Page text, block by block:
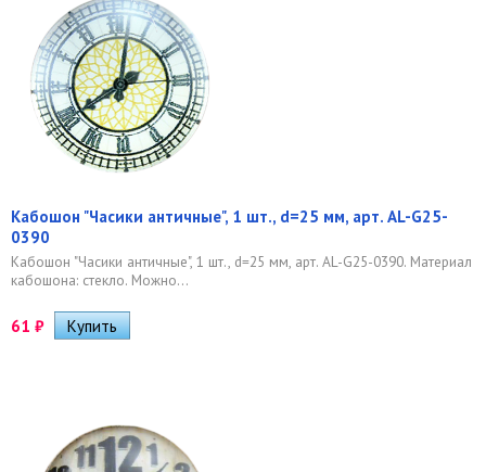
Кабошон "Часики античные", 1 шт., d=25 мм, арт. AL-G25-
0390
Кабошон "Часики античные", 1 шт., d=25 мм, арт. AL-G25-0390. Материал
кабошона: стекло. Можно...
61 ₽